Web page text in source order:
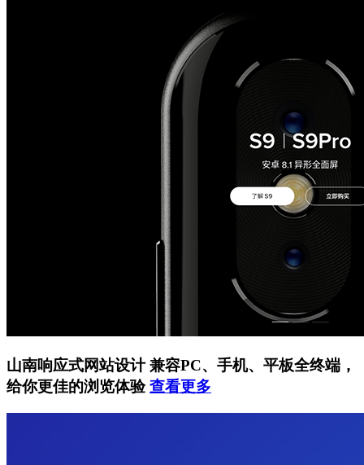
山南响应式网站设计兼容PC、手机、平板全终端，
给你更佳的浏览体验查看更多